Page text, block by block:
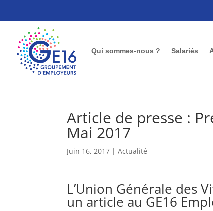
Qui sommes-nous ? Salariés
Article de presse :
Mai 2017
Juin 16, 2017 |Actualité
L’Union Générale des
un article au GE16